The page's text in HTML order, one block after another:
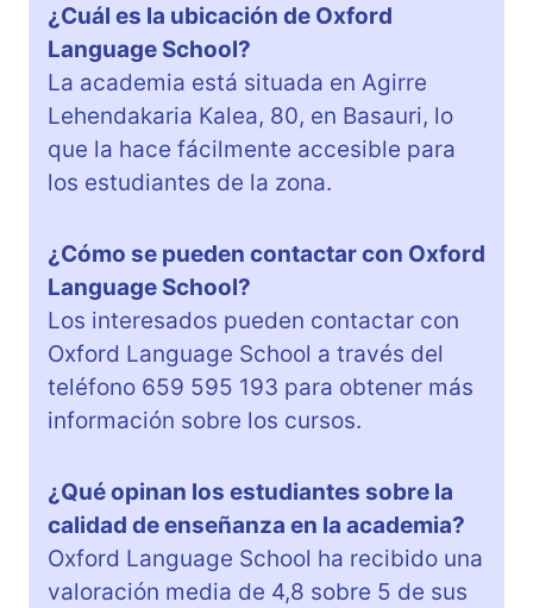
¿Cuál es la ubicación de Oxford
Language School?
La academia está situada en Agirre
Lehendakaria Kalea, 80, en Basauri, lo
que la hace fácilmente accesible para
los estudiantes de la zona.
¿Cómo se pueden contactar con Oxford
Language School?
Los interesados pueden contactar con
Oxford Language School a través del
teléfono 659 595 193 para obtener más
información sobre los cursos.
¿Qué opinan los estudiantes sobre la
calidad de enseñanza en la academia?
Oxford Language School ha recibido una
valoración media de 4,8 sobre 5 de sus